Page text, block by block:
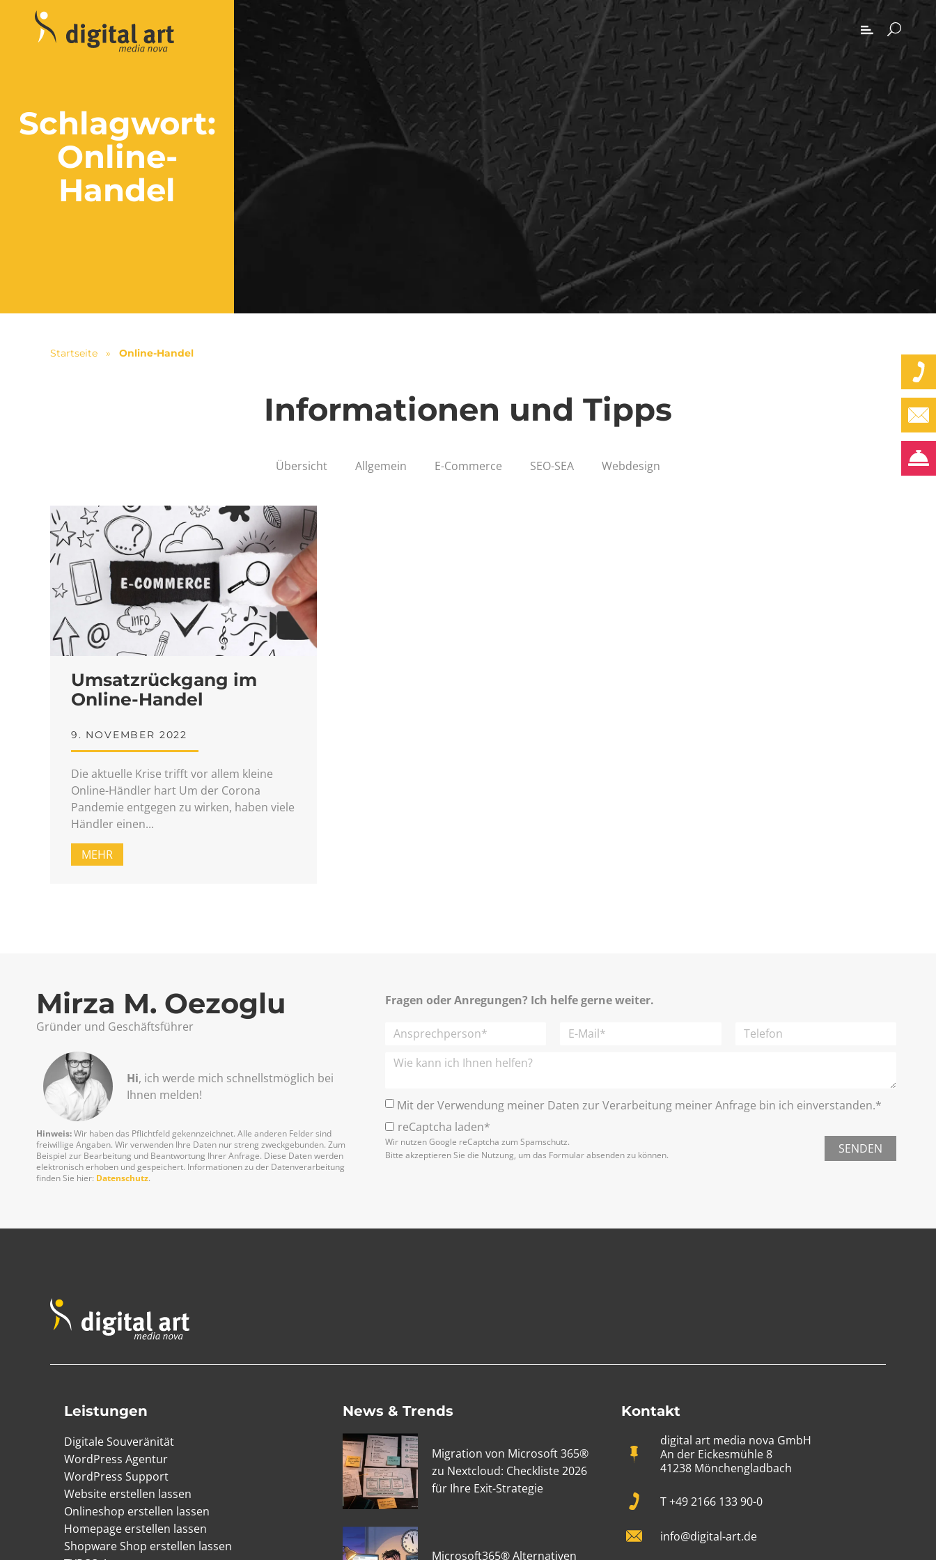
Schlagwort:
Online-
Handel
Startseite » Online-Handel
Informationen und Tipps
Übersicht Allgemein E-Commerce SEO-SEA Webdesign
Umsatzrückgang im
Online-Handel
9. NOVEMBER 2022
Die aktuelle Krise trifft vor allem kleine
Online-Händler hart Um der Corona
Pandemie entgegen zu wirken, haben viele
Händler einen
MEHR
Mirza M. Oezoglu
Gründer und Geschäftsführer
Hi, ich werde mich schnellst­möglich bei
Ihnen melden!
Hinweis:Wir haben das Pflichtfeld gekennzeichnet. Alle anderen Felder sind
freiwillige Angaben. Wir verwenden Ihre Daten nur streng zweckgebunden. Zum
Beispiel zur Bearbeitung und Beantwortung Ihrer Anfrage. Diese Daten werden
elektronisch erhoben und gespeichert. Informationen zu der Datenverarbeitung
finden Sie hier: Datenschutz.
Fragen oder Anregungen? Ich helfe gerne weiter.
Mit der Verwendung meiner Daten zur Verarbeitung meiner Anfrage bin ich einverstanden.*
reCaptcha laden*
Wir nutzen Google reCaptcha zum Spamschutz.
Bitte akzeptieren Sie die Nutzung, um das Formular absenden zu können.
SENDEN
Leistungen
Digitale Souveränität
WordPress Agentur
WordPress Support
Website erstellen lassen
Onlineshop erstellen lassen
Homepage erstellen lassen
Shopware Shop erstellen lassen
News & Trends
Migration von Microsoft 365®
zu Nextcloud: Checkliste 2026
für Ihre Exit-Strategie
Microsoft365® Alternativen
Kontakt
digital art media nova GmbH
An der Eickesmühle 8
41238 Mönchengladbach
T +49 2166 133 90-0
info@digital-art.de